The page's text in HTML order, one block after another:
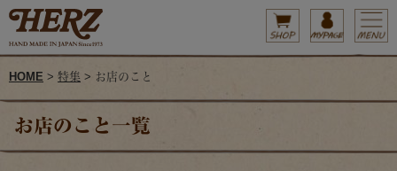
HOME > 特集 > お店のこと
お店のこと一覧